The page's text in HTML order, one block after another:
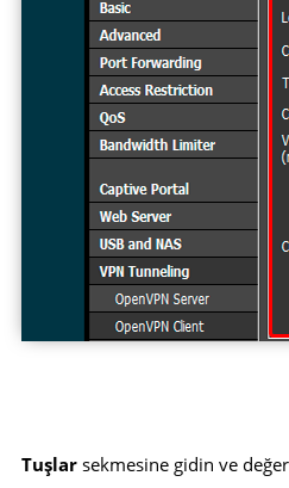
Tuşlar sekmesine gidin ve